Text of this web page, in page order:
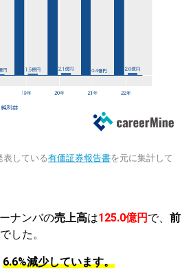
表している有価証券報告書を元に集計して
ナンバの売上高は125.0億円 で、 前
でした。
6.6%減少しています。